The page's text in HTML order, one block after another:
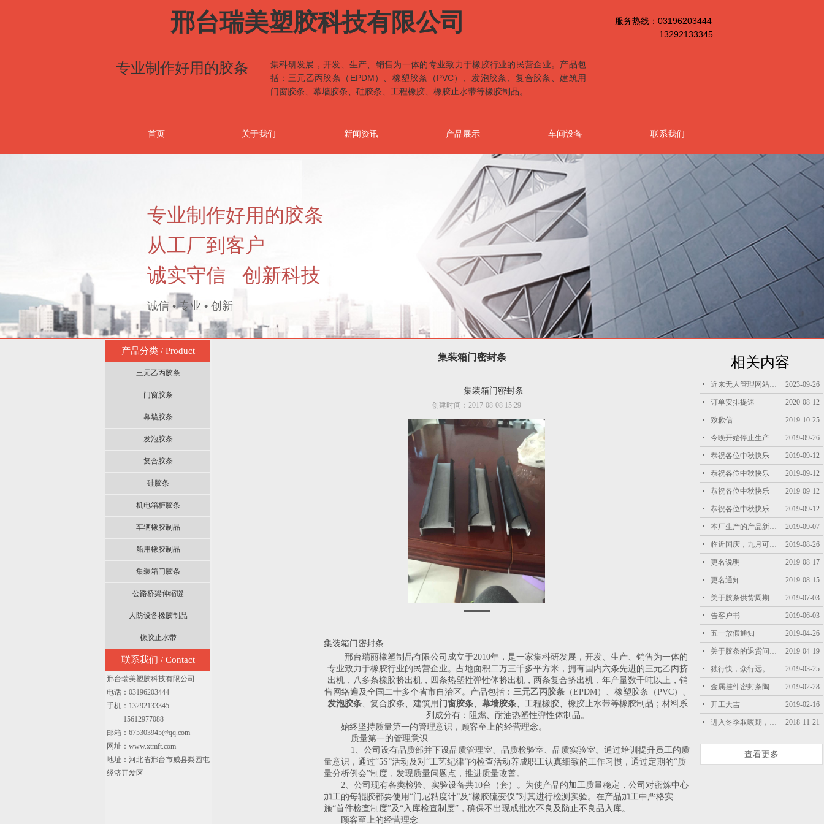
邢台瑞美塑胶科技有限公司
专业制作好用的胶条
集科研发展，开发、生产、销售为一体的专业致力于橡胶行业的民营企业。产品包
括：三元乙丙胶条（EPDM）、橡塑胶条（PVC）、发泡胶条、复合胶条、建筑用
门窗胶条、幕墙胶条、硅胶条、工程橡胶、橡胶止水带等橡胶制品。
服务热线：03196203444
13292133345
首页 关于我们 新闻资讯 产品展示 车间设备 联系我们
专业制作好用的胶条
从工厂到客户
诚实守信 创新科技
诚信 • 专业 • 创新
集装箱门密封条
集装箱门密封条
集装箱门密封条
邢台瑞丽橡塑制品有限公司成立于2010年，是一家集科研发展，开发、生产、销售为一体的
专业致力于橡胶行业的民营企业。占地面积二万三千多平方米，拥有国内六条先进的三元乙丙挤
出机，八多条橡胶挤出机，四条热塑性弹性体挤出机，两条复合挤出机，年产量数千吨以上，销
售网络遍及全国二十多个省市自治区。产品包括： 三元乙丙胶条 （EPDM）、橡塑胶条（PVC）、
发泡胶条、复合胶条、建筑用 门窗胶条、 幕墙胶条、工程橡胶、橡胶止水带等橡胶制品；材料系
列成分有：阻燃、耐油热塑性弹性体制品。
始终坚持质量第一的管理意识，顾客至上的经营理念。
质量第一的管理意识
1、公司设有品质部并下设品质管理室、品质检验室、品质实验室。通过培训提升员工的质
量意识，通过“5S”活动及对“工艺纪律”的检查活动养成职工认真细致的工作习惯，通过定期的“质
量分析例会”制度，发现质量问题点，推进质量改善。
2、公司现有各类检验、实验设备共10台（套）。为使产品的加工质量稳定，公司对密炼中心
加工的每辊胶都要使用“门尼粘度计”及“橡胶硫变仪”对其进行检测实验。在产品加工中严格实
施“首件检查制度”及“入库检查制度”，确保不出现成批次不良及防止不良品入库。
顾客至上的经营理念
创建时间： 2017-08-08 15:29
相关内容
2023-09-26
넷 近来无人管理网站，内容更新不及时，恭祝天南海北的客户朋友中秋国庆双节快乐！招聘兼职网站管理员！
2020-08-12
넷 订单安排提速
2019-10-25
넷 致歉信
2019-09-26
넷 今晚开始停止生产！为国庆做出自己的贡献
2019-09-12
넷 恭祝各位中秋快乐
2019-09-12
넷 恭祝各位中秋快乐
2019-09-12
넷 恭祝各位中秋快乐
2019-09-12
넷 恭祝各位中秋快乐
2019-09-07
넷 本厂生产的产品新办理了备案证明
2019-08-26
넷 临近国庆，九月可能有单的客户提前把单子报过来
2019-08-17
넷 更名说明
2019-08-15
넷 更名通知
2019-07-03
넷 关于胶条供货周期变长，
2019-06-03
넷 告客户书
2019-04-26
넷 五一放假通知
2019-04-19
넷 关于胶条的退货问题，
2019-03-25
넷 独行快，众行远。瑞丽人愿意与所有客户共同进步
2019-02-28
넷 金属挂件密封条陶土板密封条
2019-02-16
넷 开工大吉
2018-11-21
넷 进入冬季取暖期，三元乙丙胶条产能受限
查看更多
产品分类 / Product
三元乙丙胶条
门窗胶条
幕墙胶条
发泡胶条
复合胶条
硅胶条
机电箱柜胶条
车辆橡胶制品
船用橡胶制品
集装箱门胶条
公路桥梁伸缩缝
人防设备橡胶制品
橡胶止水带
联系我们 / Contact
邢台瑞美塑胶科技有限公司
电话：03196203444
手机：13292133345
15612977088
邮箱：675303945@qq.com
网址：www.xtmft.com
地址：河北省邢台市威县梨园屯
经济开发区